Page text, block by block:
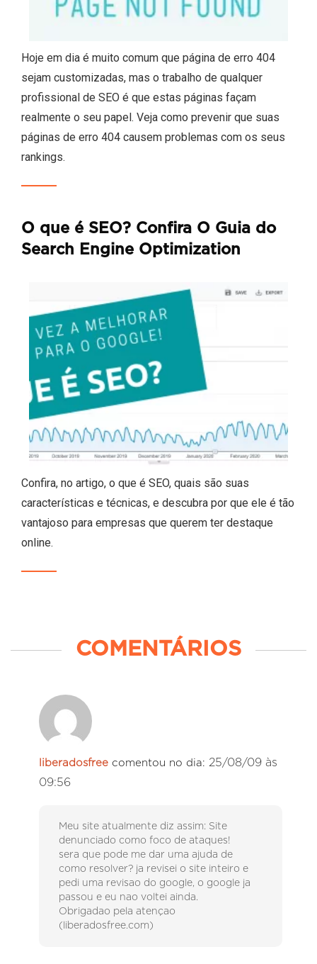
Hoje em dia é muito comum que página de erro 404
sejam customizadas, mas o trabalho de qualquer
profissional de SEO é que estas páginas façam
realmente o seu papel. Veja como prevenir que suas
páginas de erro 404 causem problemas com os seus
rankings.
O que é SEO? Confira O Guia do
Search Engine Optimization
Confira, no artigo, o que é SEO, quais são suas
características e técnicas, e descubra por que ele é tão
vantajoso para empresas que querem ter destaque
online.
COMENTÁRIOS
liberadosfree comentou no dia: 25/08/09 às
09:56
Meu site atualmente diz assim: Site
denunciado como foco de ataques!
sera que pode me dar uma ajuda de
como resolver? ja revisei o site inteiro e
pedi uma revisao do google, o google ja
passou e eu nao voltei ainda.
Obrigadao pela atençao
(liberadosfree.com)